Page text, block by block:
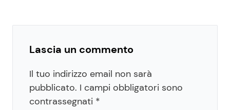
Lascia un commento
Il tuo indirizzo email non sarà
pubblicato. I campi obbligatori sono
contrassegnati *